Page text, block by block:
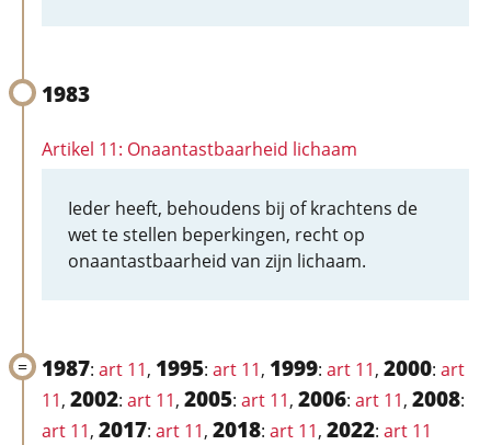
1983
Artikel 11: Onaantastbaarheid lichaam
Ieder heeft, behoudens bij of krachtens de
wet te stellen beperkingen, recht op
onaantastbaarheid van zijn lichaam.
1987: art 11, 1995: art 11, 1999: art 11, 2000: art
11, 2002: art 11, 2005: art 11, 2006: art 11, 2008:
art 11, 2017: art 11, 2018: art 11, 2022: art 11